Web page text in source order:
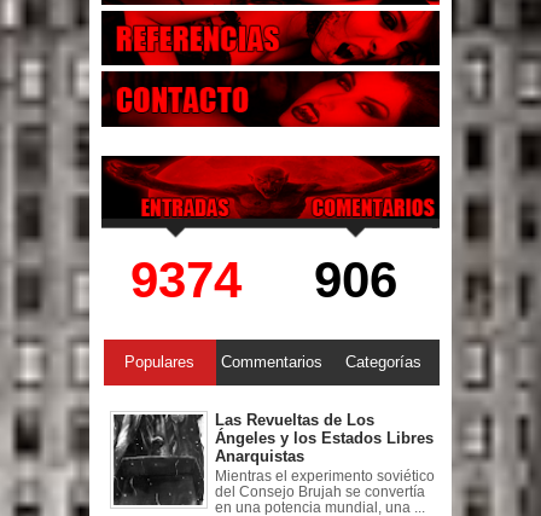
9374 906
Populares Commentarios Categorías
Las Revueltas de Los
Ángeles y los Estados Libres
Anarquistas
Mientras el experimento soviético
del Consejo Brujah se convertía
en una potencia mundial, una ...